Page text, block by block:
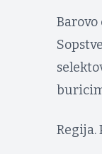
Barovo
Regija.